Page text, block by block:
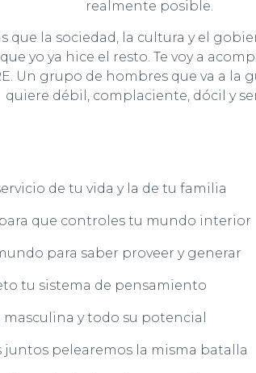
realmente posible.
que la sociedad, la cultura y el
yo ya hice el resto. Te voy a
Un grupo de hombres que va a
quiere débil, complaciente, dócil y
de tu vida y la de tu familia
que controles tu mundo interior
para saber proveer y generar
tu sistema de pensamiento
y todo su potencial
pelearemos la misma batalla